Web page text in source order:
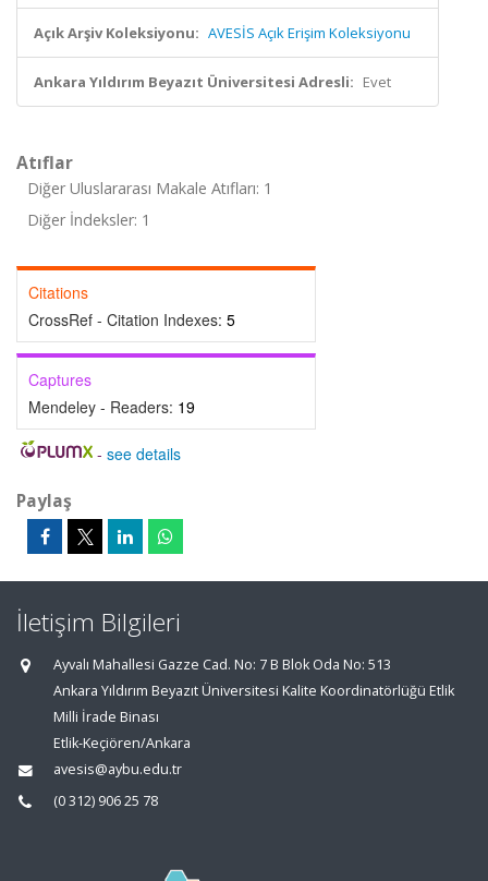
Açık Arşiv Koleksiyonu: AVESİS Açık Erişim Koleksiyonu
Ankara Yıldırım Beyazıt Üniversitesi Adresli: Evet
Atıflar
Diğer Uluslararası Makale Atıfları: 1
Diğer İndeksler: 1
Citations
CrossRef - Citation Indexes: 5
Captures
Mendeley - Readers: 19
- see details
Paylaş
İletişim Bilgileri
Ayvalı Mahallesi Gazze Cad. No: 7 B Blok Oda No: 513
Ankara Yıldırım Beyazıt Üniversitesi Kalite Koordinatörlüğü Etlik
Milli İrade Binası
Etlik-Keçiören/Ankara
avesis@aybu.edu.tr
(0 312) 906 25 78